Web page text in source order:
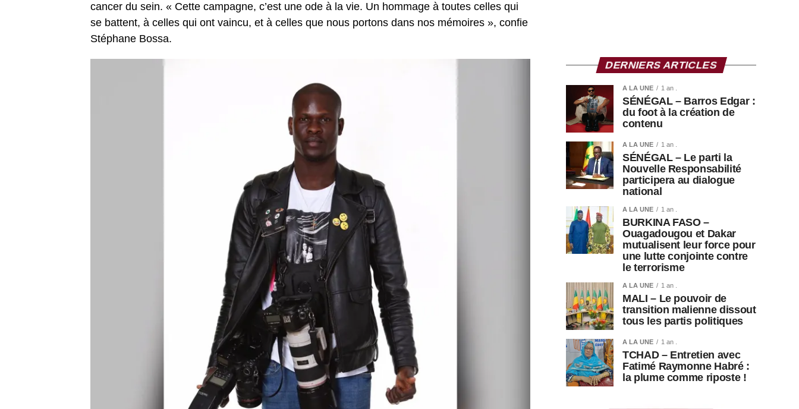
cancer du sein. « Cette campagne, c’est une ode à la vie. Un hommage à toutes celles qui
se battent, à celles qui ont vaincu, et à celles que nous portons dans nos mémoires », confie
Stéphane Bossa.
DERNIERS ARTICLES
A LA UNE 1 an .
SÉNÉGAL – Barros Edgar :
du foot à la création de
contenu
A LA UNE 1 an .
SÉNÉGAL – Le parti la
Nouvelle Responsabilité
participera au dialogue
national
A LA UNE 1 an .
BURKINA FASO –
Ouagadougou et Dakar
mutualisent leur force pour
une lutte conjointe contre
le terrorisme
A LA UNE 1 an .
MALI – Le pouvoir de
transition malienne dissout
tous les partis politiques
A LA UNE 1 an .
TCHAD – Entretien avec
Fatimé Raymonne Habré :
la plume comme riposte !